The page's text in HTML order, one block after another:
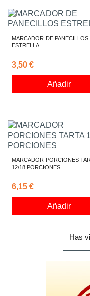
MARCADOR DE PANECILLOS
ESTRELLA
3,50 €
Añadir
MARCADOR PORCIONES
12/18 PORCIONES
6,15 €
Añadir
Has